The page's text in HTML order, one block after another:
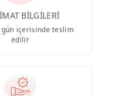
BİLGİLERİ
gün içerisinde teslim
edilir